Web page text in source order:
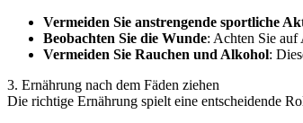
Vermeiden Sie anstrengende sportliche
Beobachten Sie die Wunde: Achten Sie
Vermeiden Sie Rauchen und Alkohol:
3. Ernährung nach dem Fäden ziehen
Die richtige Ernährung spielt eine entscheidende